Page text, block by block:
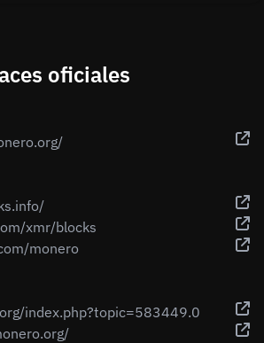
oficiales
xmr/blocks
monero
index.php?topic=583449.0